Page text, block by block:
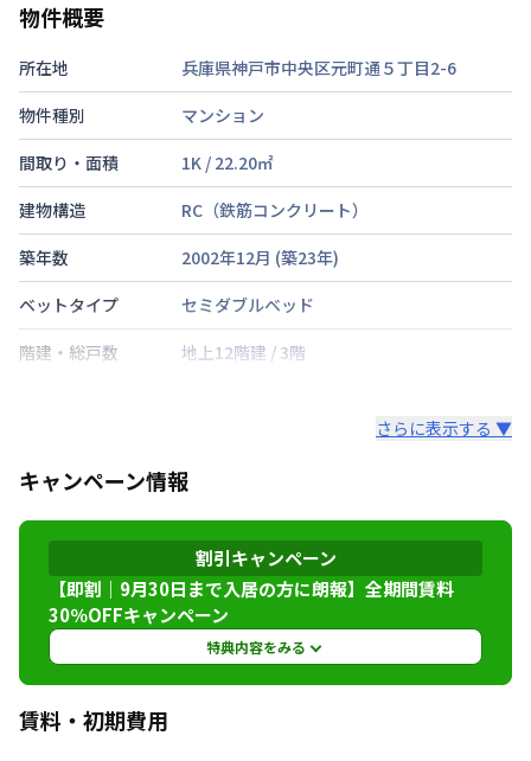
物件概要
所在地
兵庫県神戸市中央区元町通５丁目2-6
物件種別
マンション
間取り・面積
1K / 22.20㎡
建物構造
RC（鉄筋コンクリート）
築年数
2002年12月 (築23年)
ベットタイプ
セミダブルベッド
階建・総戸数
地上12階建 / 3階
禁煙・喫煙
禁煙
神戸市海岸線みなと元町駅徒歩1分
神戸高速鉄道東西線花隈駅
神戸高速鉄道東西線西元町駅徒歩8分
定員
2名
駐車場
なし
次回更新日
さらに表示する ▼
キャンペーン情報
割引キャンペーン
【即割｜9月30日まで入居の方に朗報】全期間賃料
30％OFFキャンペーン
特典内容をみる
特典内容
賃料・初期費用